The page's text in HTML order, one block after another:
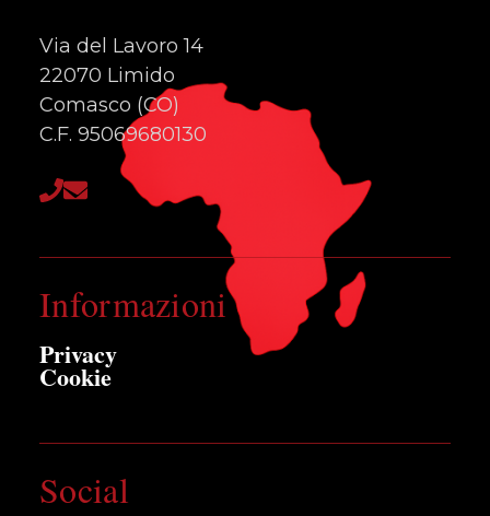
Via del Lavoro 14
22070 Limido
Comasco (CO)
C.F. 95069680130
Informazioni
Privacy
Cookie
Social